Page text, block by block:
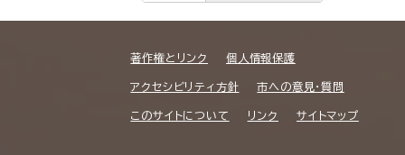
著作権とリンク 個人情報保護
アクセシビリティ方針 市への意見・質問
このサイトについて リンク サイトマップ